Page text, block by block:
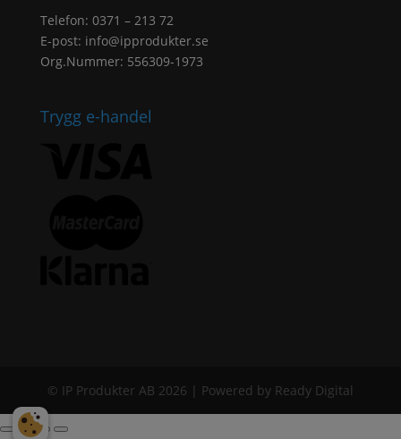
Telefon: 0371 – 213 72
E-post: info@ipprodukter.se
Org.Nummer: 556309-1973
Trygg e-handel
© IP Produkter AB 2026 | Powered by Ready Digital